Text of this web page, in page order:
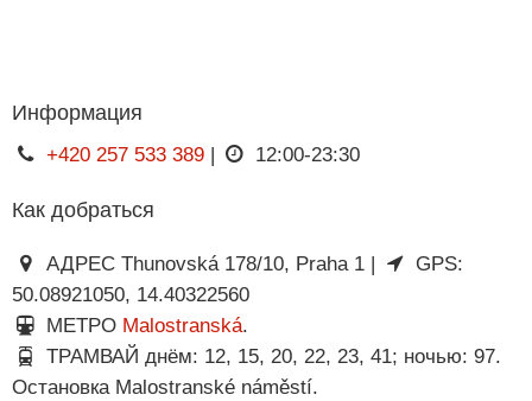
Информация
+420 257 533 389| 12:00-23:30
Как добраться
АДРЕС Thunovská 178/10, Praha 1 |
GPS:
50.08921050, 14.40322560
МЕТРО Malostranská.
ТРАМВАЙ днём: 12, 15, 20, 22, 23, 41; ночью: 97.
Остановка Malostranské náměstí.